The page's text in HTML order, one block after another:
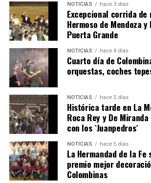
6º DÍA DE LAS FIESTAS COLOMBINAS
hace 2 días Huelvatv
QUINTA CORRIDA DE LAS FIESTAS
2026
NOTICIAS hace 3 días
Excepcional corrida de
Hermoso de Mendoza
Puerta Grande
NOTICIAS hace 4 días
Cuarto día de
orquestas, coches
NOTICIAS hace 5 días
Histórica tarde en La
Roca Rey y De
con los `Juanpedros´
NOTICIAS hace 5 días
La Hermandad de la
premio mejor
Colombinas